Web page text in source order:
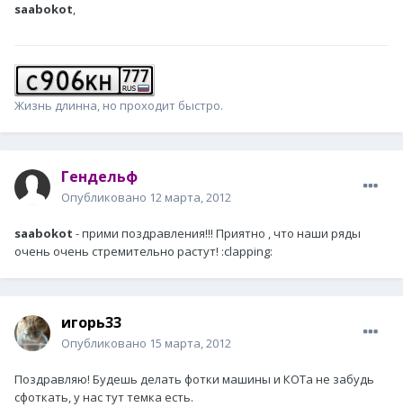
saabokot,
Жизнь длинна, но проходит быстро.
Гендельф
Опубликовано 12 марта, 2012
saabokot - прими поздравления!!! Приятно , что наши ряды
очень очень стремительно растут! :clapping:
игорь33
Опубликовано 15 марта, 2012
Поздравляю! Будешь делать фотки машины и КОТа не забудь
сфоткать, у нас тут темка есть.